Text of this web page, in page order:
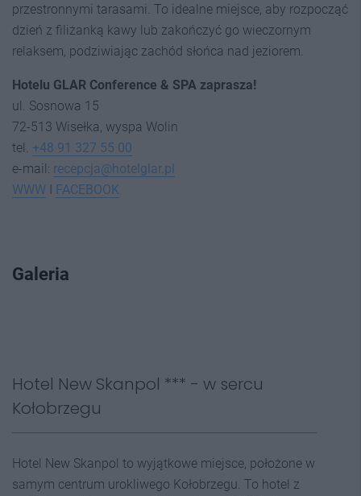
przestronnymi tarasami. To idealne miejsce, aby rozpocząć
dzień z filiżanką kawy lub zakończyć go wieczornym
relaksem, podziwiając zachód słońca nad jeziorem.
Hotelu GLAR Conference & SPA zaprasza!
ul. Sosnowa 15
72-513 Wisełka, wyspa Wolin
tel. +48 91 327 55 00
e-mail: recepcja@hotelglar.pl
WWW I FACEBOOK
Galeria
Hotel New Skanpol *** - w sercu
Kołobrzegu
Hotel New Skanpol to wyjątkowe miejsce, położone w
samym centrum urokliwego Kołobrzegu. To hotel z